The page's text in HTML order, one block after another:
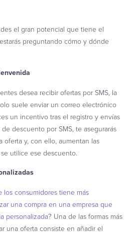
el gran potencial que tiene el
preguntando cómo y dónde
desea recibir ofertas por SMS, la
suele enviar un correo electrónico
un incentivo tras el registro y envías
descuento por SMS, te asegurarás
y, con ello, aumentan las
utilice ese descuento.
los consumidores tiene más
una compra en una empresa que
personalizada? Una de las formas más
una oferta consiste en añadir el